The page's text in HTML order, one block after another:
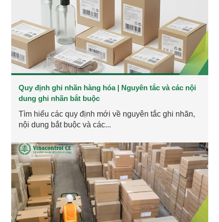
Quy định ghi nhãn hàng hóa | Nguyên tắc và các nội
dung ghi nhãn bắt buộc
Tìm hiểu các quy định mới về nguyên tắc ghi nhãn,
nội dung bắt buộc và các...